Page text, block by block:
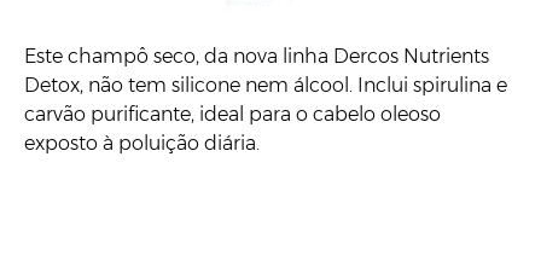
Este champô seco, da nova linha Dercos Nutrients
Detox, não tem silicone nem álcool. Inclui spirulina e
carvão purificante, ideal para o cabelo oleoso
exposto à poluição diária.